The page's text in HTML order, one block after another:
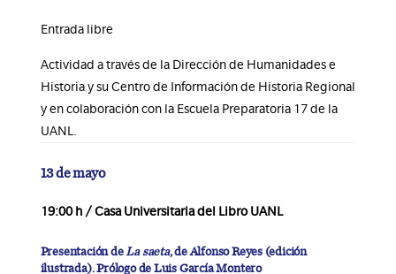
Entrada libre
Actividad a través de la Dirección de Humanidades e
Historia y su Centro de Información de Historia Regional
y en colaboración con la Escuela Preparatoria 17 de la
UANL.
13 de mayo
19:00 h / Casa Universitaria del Libro UANL
Presentación deLa saeta, de Alfonso Reyes (edición
ilustrada). Prólogo de Luis García Montero